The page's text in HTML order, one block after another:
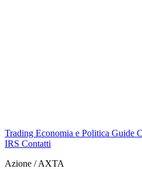
Trading Economia e Politica Guide
IRS Contatti
Azione / AXTA